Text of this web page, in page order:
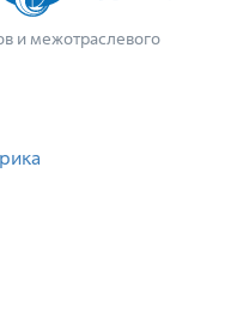
и межотраслевого